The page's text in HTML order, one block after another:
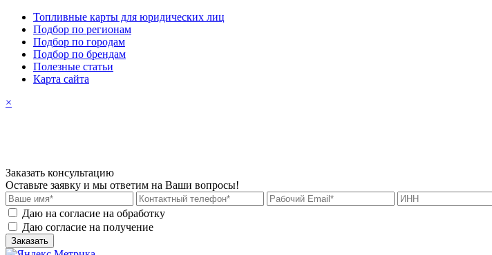
Топливные карты для юридических лиц
Подбор по регионам
Подбор по городам
Подбор по брендам
Полезные статьи
Карта сайта
×
Заказать консультацию
Оставьте заявку и мы ответим на Ваши вопросы!
Даю на согласие на обработку
Даю согласие на получение
Заказать